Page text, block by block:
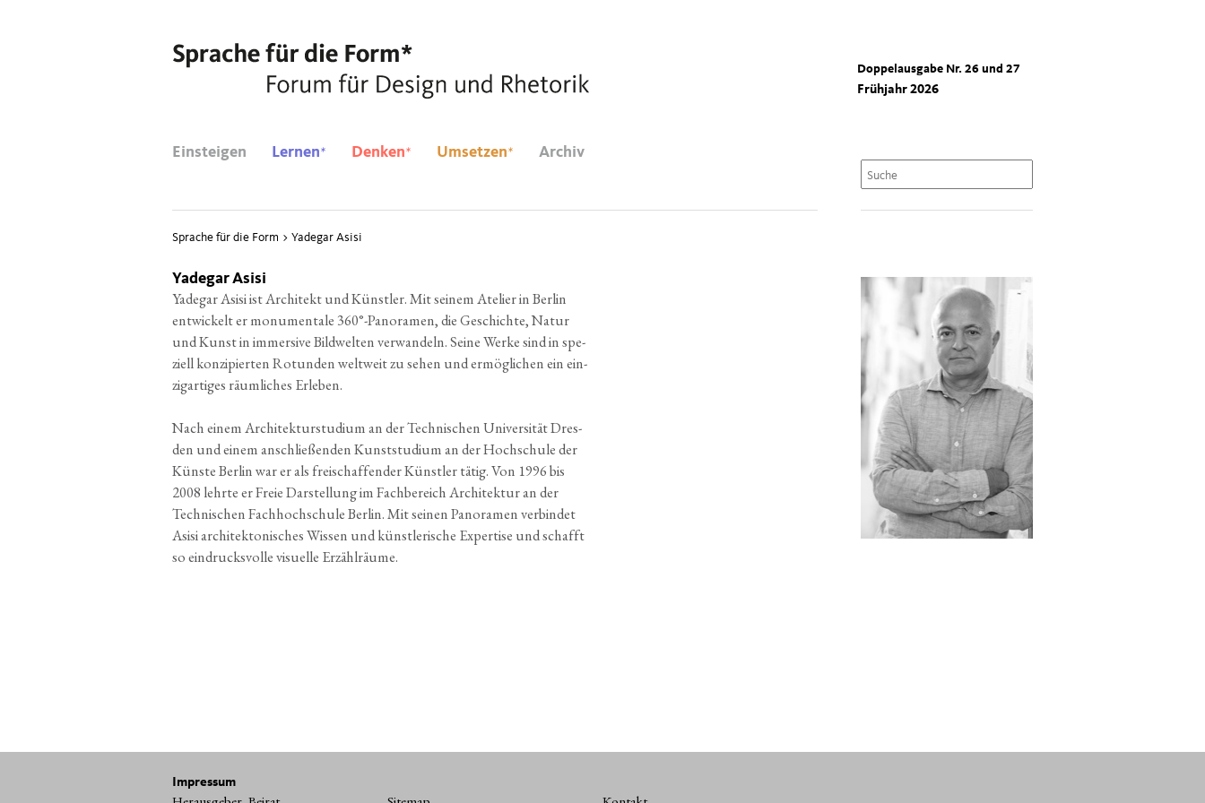
Einsteigen Lernen* Denken* Umsetzen* Archiv
Doppelausgabe Nr. 26 und 27
Frühjahr 2026
Sprache für die Form > Yadegar Asisi
Yadegar Asisi
Yade­gar Asi­si ist Archi­tekt und Künst­ler. Mit sei­nem Ate­lier in Ber­lin
ent­wi­ckelt er monu­men­ta­le 360°-Panoramen, die Geschich­te, Natur
und Kunst in immersi­ve Bild­wel­ten ver­wan­deln. Sei­ne Wer­ke sind in spe­
zi­ell kon­zi­pier­ten Rotun­den welt­weit zu sehen und ermög­li­chen ein ein­
zig­ar­ti­ges räum­li­ches Erleben.
Nach einem Archi­tek­tur­stu­di­um an der Tech­ni­schen Uni­ver­si­tät Dres­
den und einem anschlie­ßen­den Kunst­stu­di­um an der Hoch­schu­le der
Küns­te Ber­lin war er als frei­schaf­fen­der Künst­ler tätig. Von 1996 bis
2008 lehr­te er Freie Dar­stel­lung im Fach­be­reich Archi­tek­tur an der
Tech­ni­schen Fach­hoch­schu­le Ber­lin. Mit sei­nen Pan­ora­men ver­bin­det
Asi­si archi­tek­to­ni­sches Wis­sen und künst­le­ri­sche Exper­ti­se und schafft
so ein­drucks­vol­le visu­el­le Erzählräume.
Impressum